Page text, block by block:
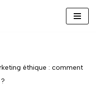
éthique : comment